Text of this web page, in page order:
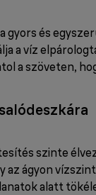
gyors és
a víz
a szöveten,
szinte
az ágyon
alatt